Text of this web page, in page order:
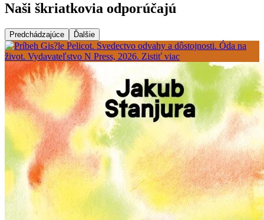
Naši škriatkovia odporúčajú
Predchádzajúce Ďalšie